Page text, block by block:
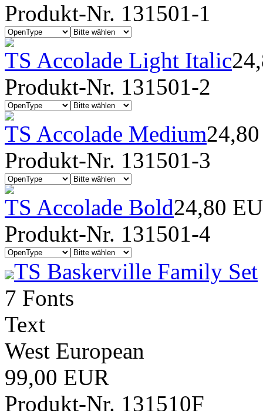
Produkt-Nr. 131501-1
TS Accolade Light Italic
Produkt-Nr. 131501-2
TS Accolade Medium
Produkt-Nr. 131501-3
TS Accolade Bold24,80
Produkt-Nr. 131501-4
TS Baskerville Family Set
7 Fonts
Text
West European
99,00 EUR
Produkt-Nr. 131510F